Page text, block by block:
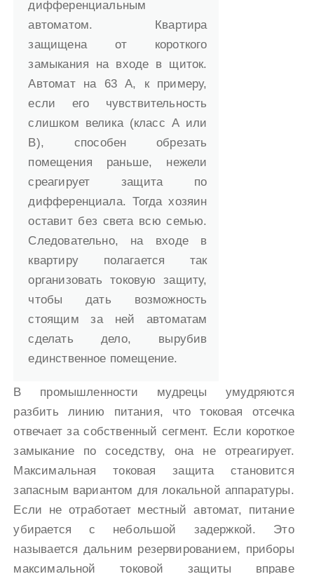
дифференциальным
автоматом. Квартира
защищена от короткого
замыкания на входе в щиток.
Автомат на 63 А, к примеру,
если его чувствительность
слишком велика (класс А или
В), способен обрезать
помещения раньше, нежели
среагирует защита по
дифференциала. Тогда хозяин
оставит без света всю семью.
Следовательно, на входе в
квартиру полагается так
организовать токовую защиту,
чтобы дать возможность
стоящим за ней автоматам
сделать дело, вырубив
единственное помещение.
В промышленности мудрецы умудряются
разбить линию питания, что токовая отсечка
отвечает за собственный сегмент. Если короткое
замыкание по соседству, она не отреагирует.
Максимальная токовая защита становится
запасным вариантом для локальной аппаратуры.
Если не отработает местный автомат, питание
убирается с небольшой задержкой. Это
называется дальним резервированием, приборы
максимальной токовой защиты вправе